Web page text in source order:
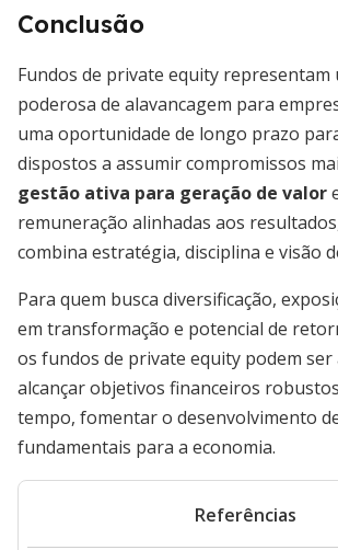
Conclusão
Fundos de private equity representam
poderosa de alavancagem para
uma oportunidade de longo prazo
dispostos a assumir compromissos
gestão ativa para geração de valor
remuneração alinhadas aos
combina estratégia, disciplina e visão
Para quem busca diversificação,
em transformação e potencial de
os fundos de private equity podem ser
alcançar objetivos financeiros
tempo, fomentar o desenvolvimento
fundamentais para a economia.
Referências